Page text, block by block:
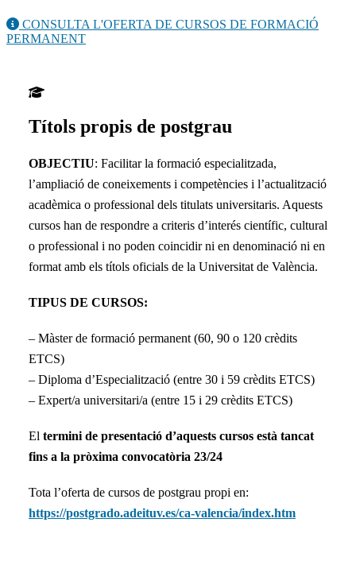
CONSULTA L'OFERTA DE CURSOS DE FORMACIÓ
PERMANENT
Títols propis de postgrau
OBJECTIU: Facilitar la formació especialitzada,
l’ampliació de coneixements i competències i l’actualització
acadèmica o professional dels titulats universitaris. Aquests
cursos han de respondre a criteris d’interés científic, cultural
o professional i no poden coincidir ni en denominació ni en
format amb els títols oficials de la Universitat de València.
TIPUS DE CURSOS:
– Màster de formació permanent (60, 90 o 120 crèdits
ETCS)
– Diploma d’Especialització (entre 30 i 59 crèdits ETCS)
– Expert/a universitari/a (entre 15 i 29 crèdits ETCS)
El termini de presentació d’aquests cursos està tancat
fins a la pròxima convocatòria 23/24
Tota l’oferta de cursos de postgrau propi en:
https://postgrado.adeituv.es/ca-valencia/index.htm